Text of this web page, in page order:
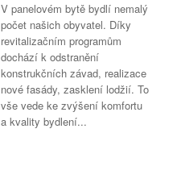
V panelovém bytě bydlí nemalý
počet našich obyvatel. Díky
revitalizačním programům
dochází k odstranění
konstrukčních závad, realizace
nové fasády, zasklení lodžií. To
vše vede ke zvýšení komfortu
a kvality bydlení...